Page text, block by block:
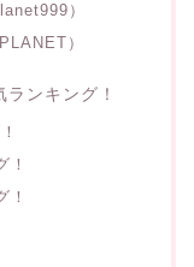
）
）
ンキング！
！
！